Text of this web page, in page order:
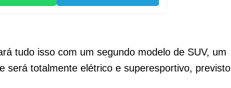
tudo isso com um segundo modelo de SUV, um
será totalmente elétrico e superesportivo, previsto